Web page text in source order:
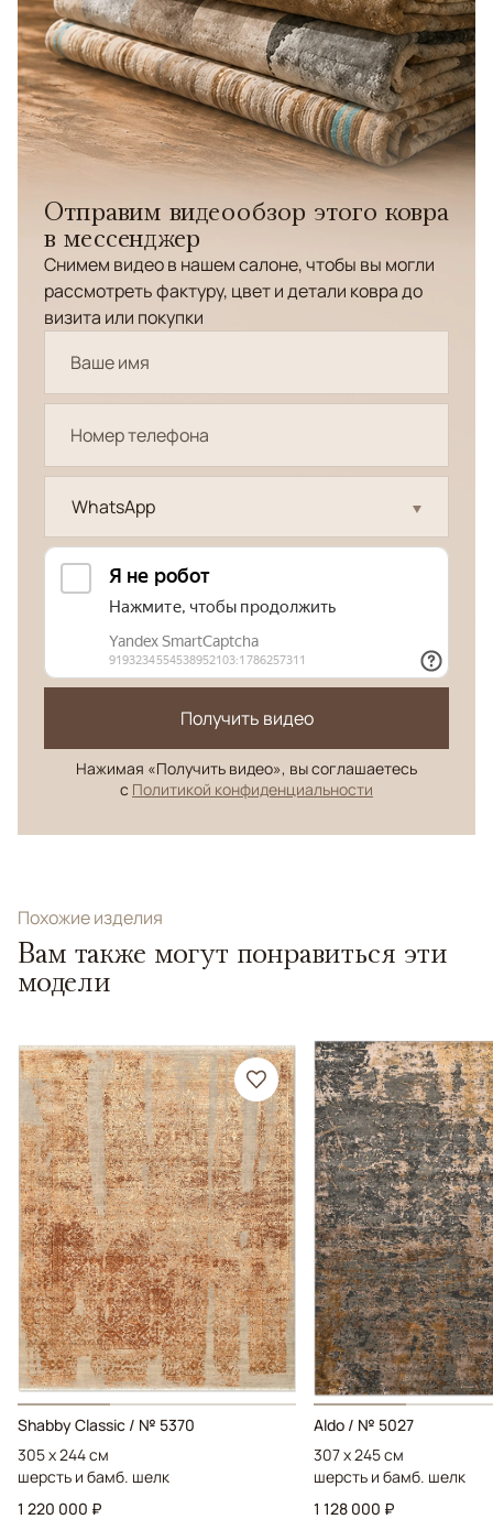
Отправим видеообзор этого ковра
в мессенджер
Снимем видео в нашем салоне, чтобы вы могли
рассмотреть фактуру, цвет и детали ковра до
визита или покупки
WhatsApp
Получить видео
Нажимая «Получить видео», вы соглашаетесь
с Политикой конфиденциальности
Похожие изделия
Вам также могут понравиться эти
модели
Shabby Classic / № 5370
305 x 244 см
шерсть и бамб. шелк
1 220 000 ₽
Aldo / № 5027
307 x 245 см
шерсть и бамб. шелк
1 128 000 ₽